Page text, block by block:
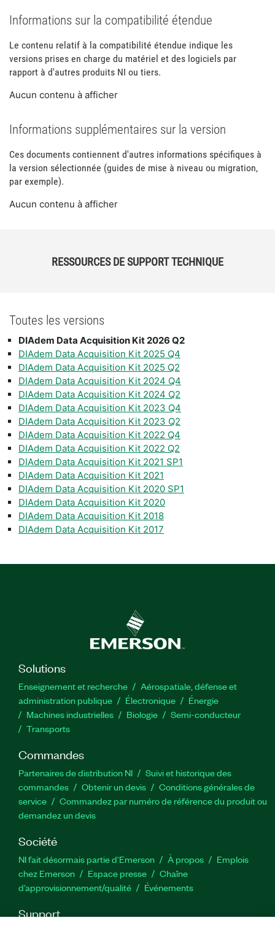
Informations sur la compatibilité étendue
Le contenu relatif à la compatibilité étendue indique les
versions prises en charge du matériel et des logiciels par
rapport à d'autres produits NI ou tiers.
Aucun contenu à afficher
Informations supplémentaires sur la version
Ces documents contiennent d'autres informations spécifiques à
la version sélectionnée (guides de mise à niveau ou migration,
par exemple).
Aucun contenu à afficher
RESSOURCES DE SUPPORT TECHNIQUE
Toutes les versions
DIAdem Data Acquisition Kit 2026 Q2
DIAdem Data Acquisition Kit 2025 Q4
DIAdem Data Acquisition Kit 2025 Q2
DIAdem Data Acquisition Kit 2024 Q4
DIAdem Data Acquisition Kit 2024 Q2
DIAdem Data Acquisition Kit 2023 Q4
DIAdem Data Acquisition Kit 2023 Q2
DIAdem Data Acquisition Kit 2022 Q4
DIAdem Data Acquisition Kit 2022 Q2
DIAdem Data Acquisition Kit 2021 SP1
DIAdem Data Acquisition Kit 2021
DIAdem Data Acquisition Kit 2020 SP1
DIAdem Data Acquisition Kit 2020
DIAdem Data Acquisition Kit 2018
DIAdem Data Acquisition Kit 2017
Solutions
Enseignement et recherche
Aérospatiale, défense et
administration publique
Électronique
Énergie​
Machines industrielles
Biologie
Semi-conducteur
Transports
Commandes
Partenaires de distribution NI
Suivi et historique des
commandes
Obtenir un devis
Conditions générales de
service
Commandez par numéro de référence du produit ou
demandez un devis
Société
NI fait désormais partie d'Emerson À propos
Emplois
chez Emerson
Espace presse
Chaîne
d’approvisionnement/qualité
Événements
Support